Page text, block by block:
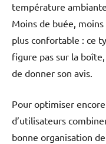
température
Moins de buée,
plus confortable : ce
figure pas sur la
de donner son avis.
Pour optimiser
d’utilisateurs
bonne organisation